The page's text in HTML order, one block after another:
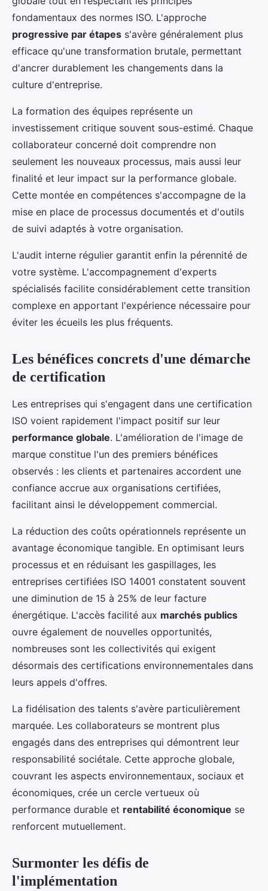
fondamentaux des normes ISO. L'approche
progressive par étapes s'avère généralement plus
efficace qu'une transformation brutale, permettant
d'ancrer durablement les changements dans la
culture d'entreprise.
La formation des équipes représente un
investissement critique souvent sous-estimé. Chaque
collaborateur concerné doit comprendre non
seulement les nouveaux processus, mais aussi leur
finalité et leur impact sur la performance globale.
Cette montée en compétences s'accompagne de la
mise en place de processus documentés et d'outils
de suivi adaptés à votre organisation.
L'audit interne régulier garantit enfin la pérennité de
votre système. L'accompagnement d'experts
spécialisés facilite considérablement cette transition
complexe en apportant l'expérience nécessaire pour
éviter les écueils les plus fréquents.
Les bénéfices concrets d'une démarche
de certification
Les entreprises qui s'engagent dans une certification
ISO voient rapidement l'impact positif sur leur
performance globale. L'amélioration de l'image de
marque constitue l'un des premiers bénéfices
observés : les clients et partenaires accordent une
confiance accrue aux organisations certifiées,
facilitant ainsi le développement commercial.
La réduction des coûts opérationnels représente un
avantage économique tangible. En optimisant leurs
processus et en réduisant les gaspillages, les
entreprises certifiées ISO 14001 constatent souvent
une diminution de 15 à 25% de leur facture
énergétique. L'accès facilité aux marchés publics
ouvre également de nouvelles opportunités,
nombreuses sont les collectivités qui exigent
désormais des certifications environnementales dans
leurs appels d'offres.
La fidélisation des talents s'avère particulièrement
marquée. Les collaborateurs se montrent plus
engagés dans des entreprises qui démontrent leur
responsabilité sociétale. Cette approche globale,
couvrant les aspects environnementaux, sociaux et
économiques, crée un cercle vertueux où
performance durable et rentabilité économique se
renforcent mutuellement.
Surmonter les défis de
l'implémentation